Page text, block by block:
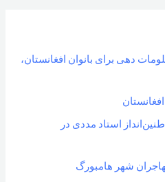
دهی برای بانوان افغانستان،
استاد مددی در
شهر هامبورگ